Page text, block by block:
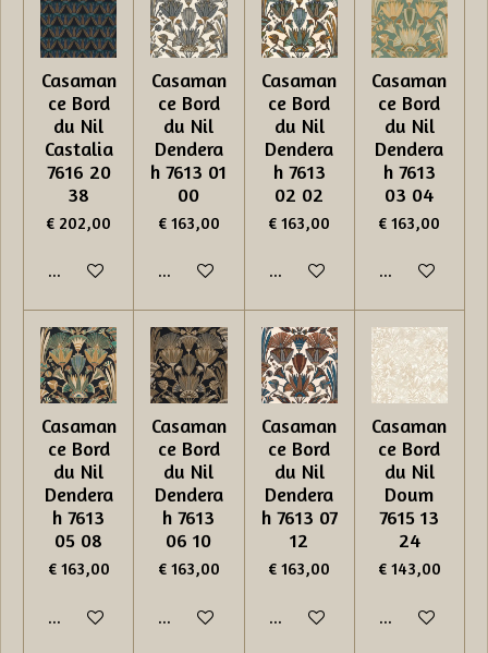
Casaman
ce Bord
du Nil
Castalia
7616 20
38
€ 202,00
In winkelwagen
Casaman
ce Bord
du Nil
Dendera
h 7613 01
00
€ 163,00
In winkelwagen
Casaman
ce Bord
du Nil
Dendera
h 7613
02 02
€ 163,00
In winkelwagen
Casaman
ce Bord
du Nil
Dendera
h 7613
03 04
€ 163,00
In
Casaman
ce Bord
du Nil
Dendera
h 7613
05 08
€ 163,00
In winkelwagen
Casaman
ce Bord
du Nil
Dendera
h 7613
06 10
€ 163,00
In winkelwagen
Casaman
ce Bord
du Nil
Dendera
h 7613 07
12
€ 163,00
In winkelwagen
Casaman
ce Bord
du Nil
Doum
7615 13
24
€ 143,00
In